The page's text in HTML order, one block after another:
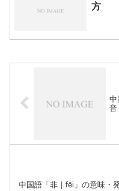
方
中
音
中国語「非｜fēi」の意味・